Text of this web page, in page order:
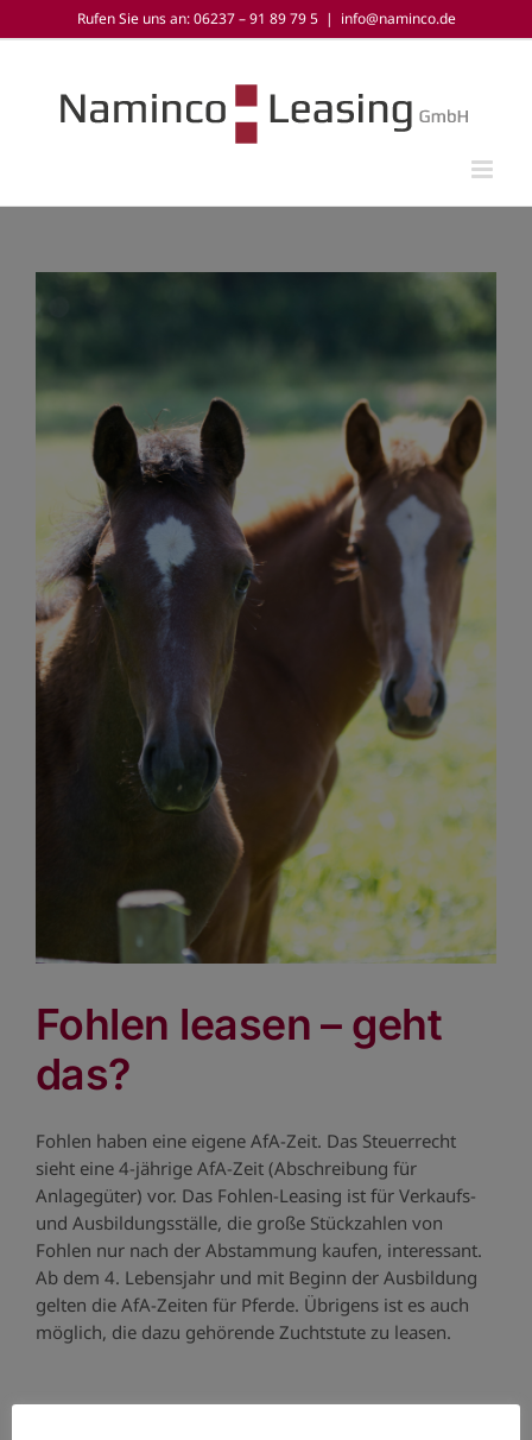
Inhalt
Rufen Sie uns an: 06237 – 91 89 79 5 | info@naminco.de
Zeige
Bild
Fohlen leasen – geht
das?
Fohlen haben eine eigene AfA-Zeit. Das Steuerrecht
sieht eine 4-jährige AfA-Zeit (Abschreibung für
Anlagegüter) vor. Das Fohlen-Leasing ist für Verkaufs-
und Ausbildungsställe, die große Stückzahlen von
Fohlen nur nach der Abstammung kaufen, interessant.
Ab dem 4. Lebensjahr und mit Beginn der Ausbildung
gelten die AfA-Zeiten für Pferde. Übrigens ist es auch
möglich, die dazu gehörende Zuchtstute zu leasen.